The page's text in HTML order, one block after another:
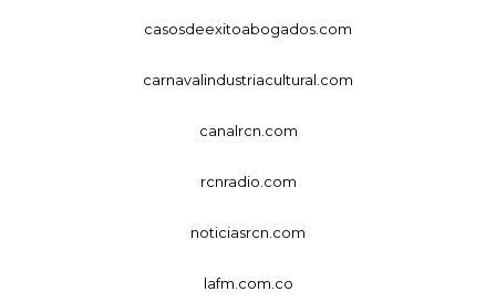
casosdeexitoabogados.com
carnavalindustriacultural.com
canalrcn.com
rcnradio.com
noticiasrcn.com
lafm.com.co